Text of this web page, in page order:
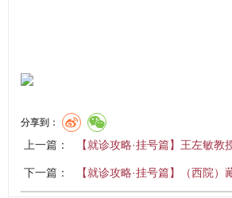
分享到：
上一篇： 【就诊攻略·挂号篇】王左敏教
下一篇： 【就诊攻略·挂号篇】（西院）